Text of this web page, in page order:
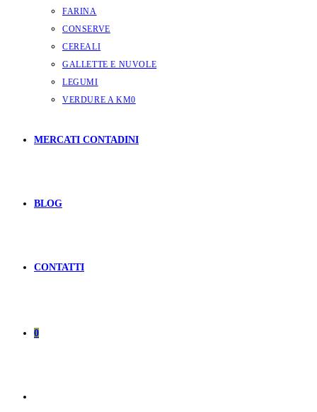
FARINA
CONSERVE
CEREALI
GALLETTE E NUVOLE
LEGUMI
VERDURE A KM0
MERCATI CONTADINI
BLOG
CONTATTI
0